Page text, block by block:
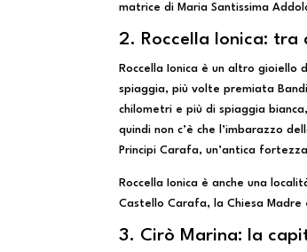
matrice di Maria Santissima
2. Roccella Ionica: tra
Roccella Ionica è un altro gioiello
spiaggia, più volte premiata
chilometri e più di spiaggia
quindi non c’è che l’imbarazzo
Principi Carafa, un’antica
Roccella Ionica è anche una
Castello Carafa, la Chiesa Madre
3. Cirò Marina: la